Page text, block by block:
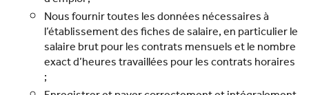
Nous fournir toutes les données nécessaires à
l’établissement des fiches de salaire, en particulier le
salaire brut pour les contrats mensuels et le nombre
exact d’heures travaillées pour les contrats horaires
;